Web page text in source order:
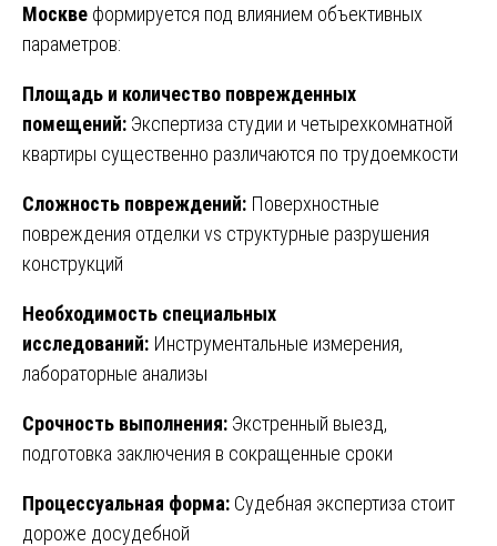
Москве формируется под влиянием объективных
параметров:
Площадь и количество поврежденных
помещений: Экспертиза студии и четырехкомнатной
квартиры существенно различаются по трудоемкости
Сложность повреждений: Поверхностные
повреждения отделки vs структурные разрушения
конструкций
Необходимость специальных
исследований: Инструментальные измерения,
лабораторные анализы
Срочность выполнения: Экстренный выезд,
подготовка заключения в сокращенные сроки
Процессуальная форма: Судебная экспертиза стоит
дороже досудебной